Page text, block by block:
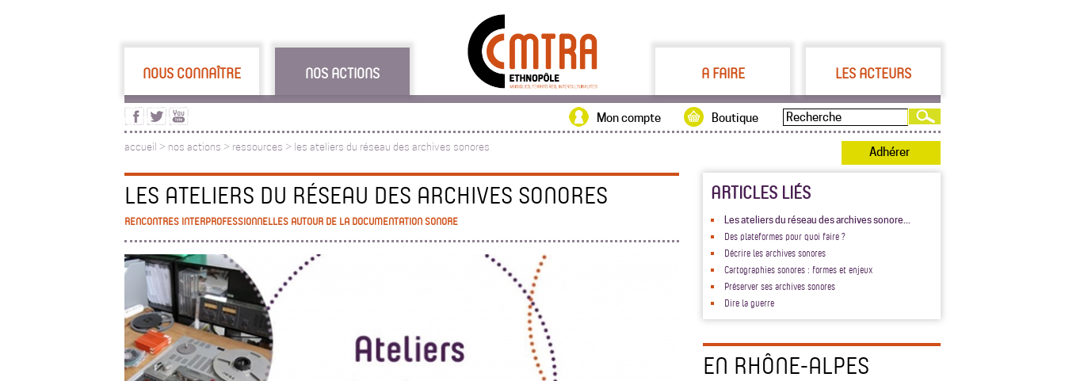
NOUS CONNAÎTRE NOS ACTIONS A FAIRE LES ACTEURS
Boutique
Mon compte
accueil > nos actions > ressources > les ateliers du réseau des archives sonores Adhérer
LES ATELIERS DU RÉSEAU DES ARCHIVES SONORES
RENCONTRES INTERPROFESSIONNELLES AUTOUR DE LA DOCUMENTATION SONORE
ARTICLES LIÉS
Les ateliers du réseau des archives sonore...
Des plateformes pour quoi faire ?
Décrire les archives sonores
Cartographies sonores : formes et enjeux
Préserver ses archives sonores
Dire la guerre
EN RHÔNE-ALPES